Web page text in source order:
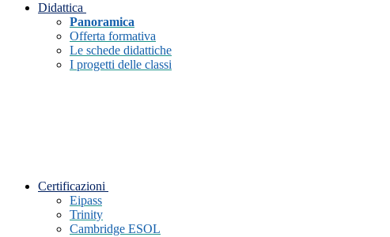
Didattica
Panoramica
Offerta formativa
Le schede didattiche
I progetti delle classi
Certificazioni
Eipass
Trinity
Cambridge ESOL